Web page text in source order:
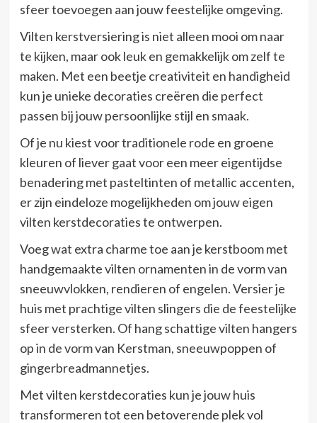
sfeer toevoegen aan jouw feestelijke omgeving.
Vilten kerstversiering is niet alleen mooi om naar
te kijken, maar ook leuk en gemakkelijk om zelf te
maken. Met een beetje creativiteit en handigheid
kun je unieke decoraties creëren die perfect
passen bij jouw persoonlijke stijl en smaak.
Of je nu kiest voor traditionele rode en groene
kleuren of liever gaat voor een meer eigentijdse
benadering met pasteltinten of metallic accenten,
er zijn eindeloze mogelijkheden om jouw eigen
vilten kerstdecoraties te ontwerpen.
Voeg wat extra charme toe aan je kerstboom met
handgemaakte vilten ornamenten in de vorm van
sneeuwvlokken, rendieren of engelen. Versier je
huis met prachtige vilten slingers die de feestelijke
sfeer versterken. Of hang schattige vilten hangers
op in de vorm van Kerstman, sneeuwpoppen of
gingerbreadmannetjes.
Met vilten kerstdecoraties kun je jouw huis
transformeren tot een betoverende plek vol